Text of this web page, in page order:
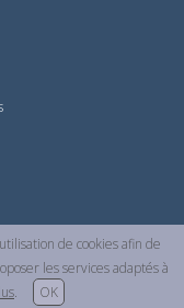
de cookies afin de
les services adaptés à
. OK